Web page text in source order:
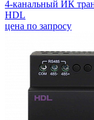
4-канальный ИК
HDL
цена по запросу